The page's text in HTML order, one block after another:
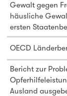
Gewalt gegen
häusliche
ersten
OECD
Bericht zur
Ausland